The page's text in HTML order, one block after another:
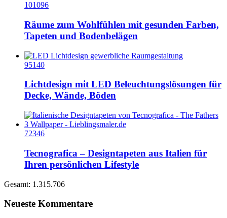
101096
Räume zum Wohlfühlen mit gesunden Farben,
Tapeten und Bodenbelägen
95140
Lichtdesign mit LED Beleuchtungslösungen für
Decke, Wände, Böden
72346
Tecnografica – Designtapeten aus Italien für
Ihren persönlichen Lifestyle
Gesamt: 1.315.706
Neueste Kommentare